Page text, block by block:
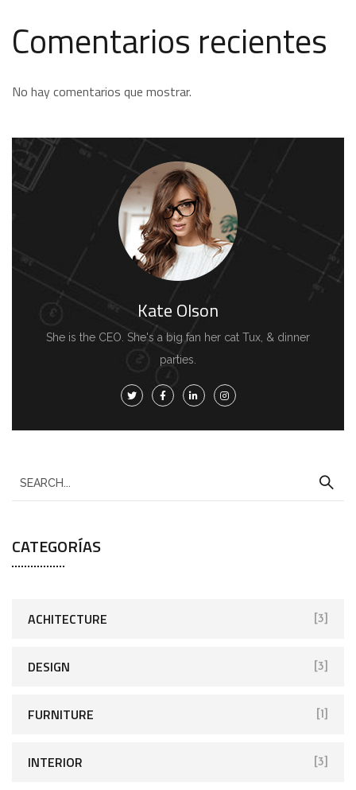
Comentarios recientes
No hay comentarios que mostrar.
Kate Olson
She is the CEO. She's a big fan her cat Tux, & dinner
parties.
CATEGORÍAS
ACHITECTURE [3]
DESIGN [3]
FURNITURE [1]
INTERIOR [3]